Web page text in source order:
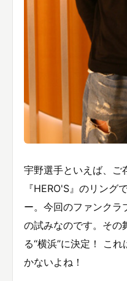
宇野選手といえば、ご
『HERO'S』のリング
ー。今回のファンクラ
の試みなのです。その
る“横浜”に決定！ こ
かないよね！